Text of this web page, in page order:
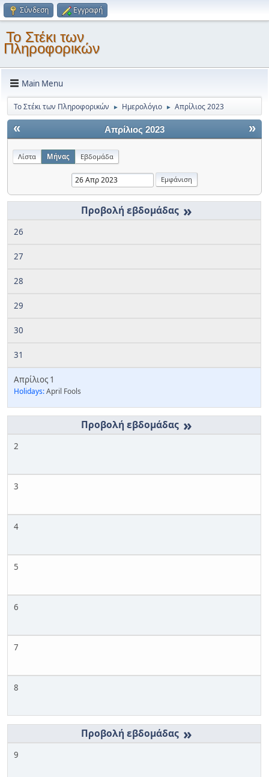
Σύνδεση Εγγραφή
Το Στέκι των
Πληροφορικών
Main Menu
Το Στέκι των Πληροφορικών ► Ημερολόγιο ► Απρίλιος 2023
« »
Απρίλιος 2023
Λίστα Μήνας Εβδομάδα
»
26
27
28
29
30
31
Απρίλιος 1
Holidays:April Fools
»
2
3
4
5
6
7
8
»
9